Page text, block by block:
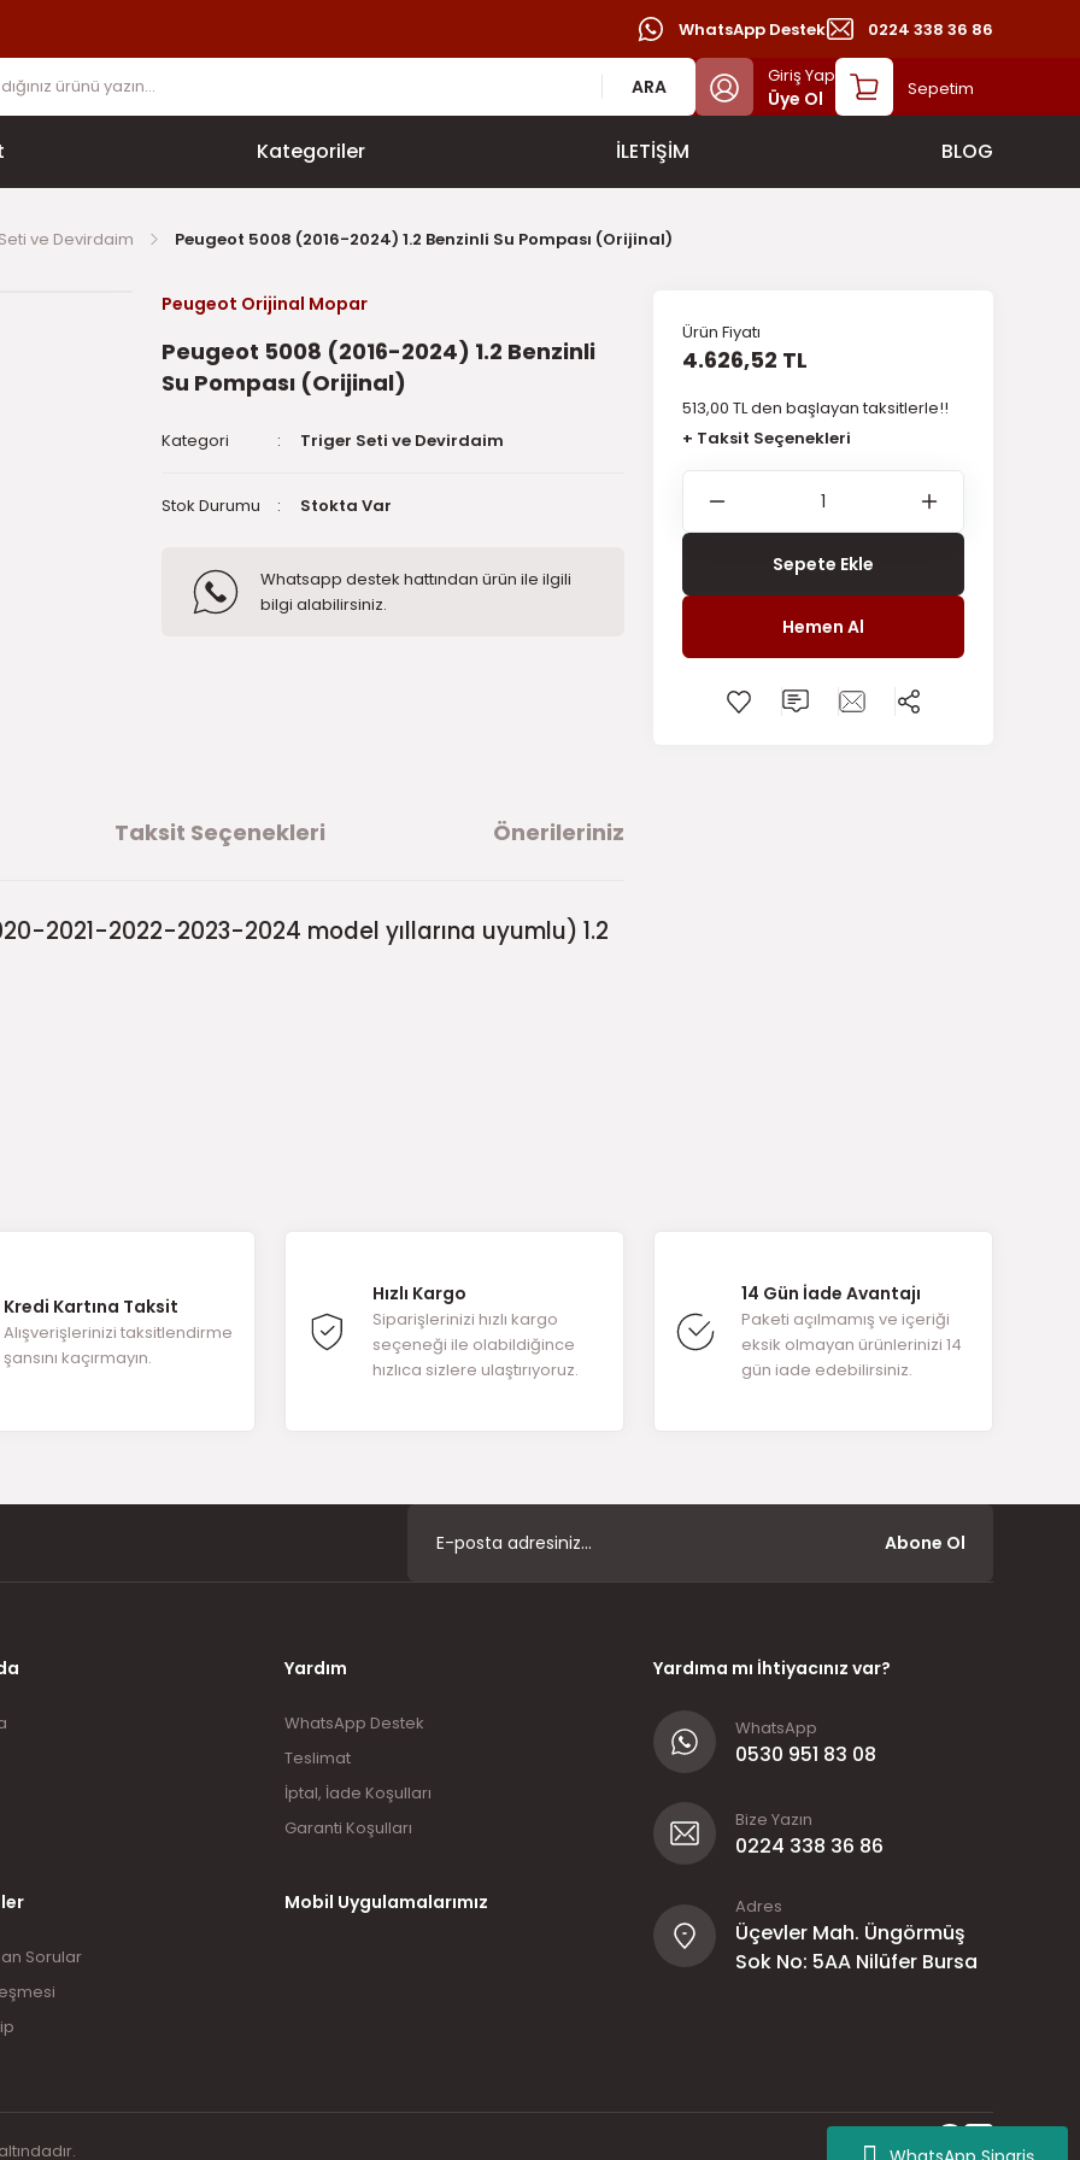
WhatsApp Destek 0224 338 36 86
ARA Giriş Yap
Üye Ol Sepetim
Kategoriler İLETİŞİM BLOG
ve Devirdaim Peugeot 5008 (2016-2024) 1.2 Benzinli Su Pompası (Orijinal)
Peugeot Orijinal Mopar
Peugeot 5008 (2016-2024) 1.2 Benzinli
Su Pompası (Orijinal)
Kategori Triger Seti ve Devirdaim
Stok Durumu Stokta Var
Whatsapp destek hattından ürün ile ilgili
bilgi alabilirsiniz.
Ürün Fiyatı
4.626,52 TL
513,00 TL den başlayan taksitlerle!!
+ Taksit Seçenekleri
Sepete Ekle
Hemen Al
Taksit Seçenekleri Önerileriniz
2021-2022-2023-2024 model yıllarına uyumlu) 1.2
ilk yorumu siz yapın!
Yorum Yaz
Kredi Kartına Taksit
Alışverişlerinizi taksitlendirme
şansını kaçırmayın.
Hızlı Kargo
Siparişlerinizi hızlı kargo
seçeneği ile olabildiğince
hızlıca sizlere ulaştırıyoruz.
14 Gün İade Avantajı
Paketi açılmamış ve içeriği
eksik olmayan ürünlerinizi 14
gün iade edebilirsiniz.
Abone Ol
Sorular
Yardım
WhatsApp Destek
Teslimat
İptal, İade Koşulları
Garanti Koşulları
Mobil Uygulamalarımız
Yardıma mı İhtiyacınız var?
WhatsApp
0530 951 83 08
Bize Yazın
0224 338 36 86
Adres
Üçevler Mah. Üngörmüş
Sok No: 5AA Nilüfer Bursa